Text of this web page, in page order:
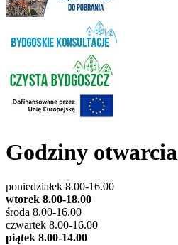
Godziny otwarcia
poniedziałek 8.00-16.00
wtorek 8.00-18.00
środa 8.00-16.00
czwartek 8.00-16.00
piątek 8.00-14.00